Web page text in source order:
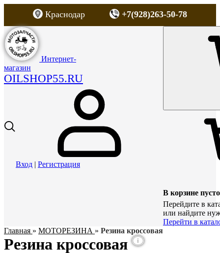
Краснодар +7(928)263-50-78
Интернет-
магазин
OILSHOP55.RU
Вход | Регистрация
В корзине пусто
Перейдите в
или найдите
Перейти в
Главная » МОТОРЕЗИНА » Резина кроссовая
Резина кроссовая i